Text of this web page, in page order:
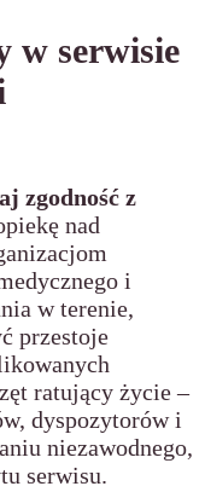
w serwisie
zgodność z
nad
i
w terenie,
przestoje
ratujący życie –
dyspozytorów i
niezawodnego,
serwisu.